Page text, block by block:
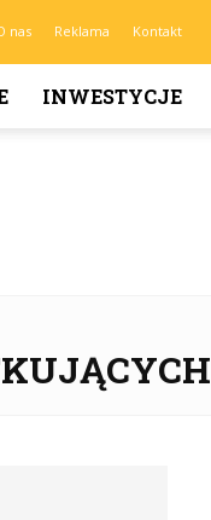
nas Reklama Kontakt
INWESTYCJE